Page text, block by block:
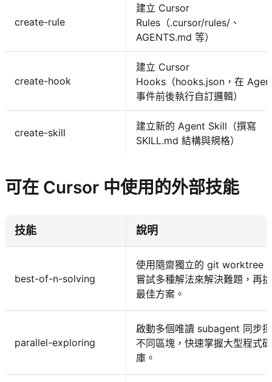
create-rule
建立 Cursor
Rules（.cursor/rules/、
AGENTS.md 等）
create-hook
建立 Cursor
Hooks（hooks.json，在
事件前後執行自訂邏輯）
create-skill
建立新的 Agent Skill（撰寫
SKILL.md 結構與規格）
可在 Cursor 中使用的外部技能
技能 說明
best-of-n-solving
使用隨齋獨立的 git worktree
嘗試多種解法來解決難題，再
最佳方案。
parallel-exploring
啟動多個唯讀 subagent 同步
不同區塊，快速掌握大型程式碼
庫。